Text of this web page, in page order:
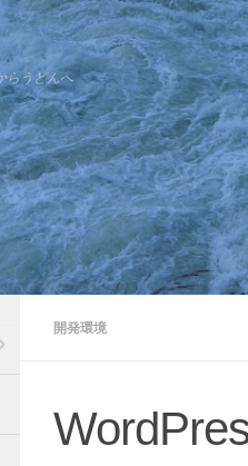
らうどんへ
開発環境